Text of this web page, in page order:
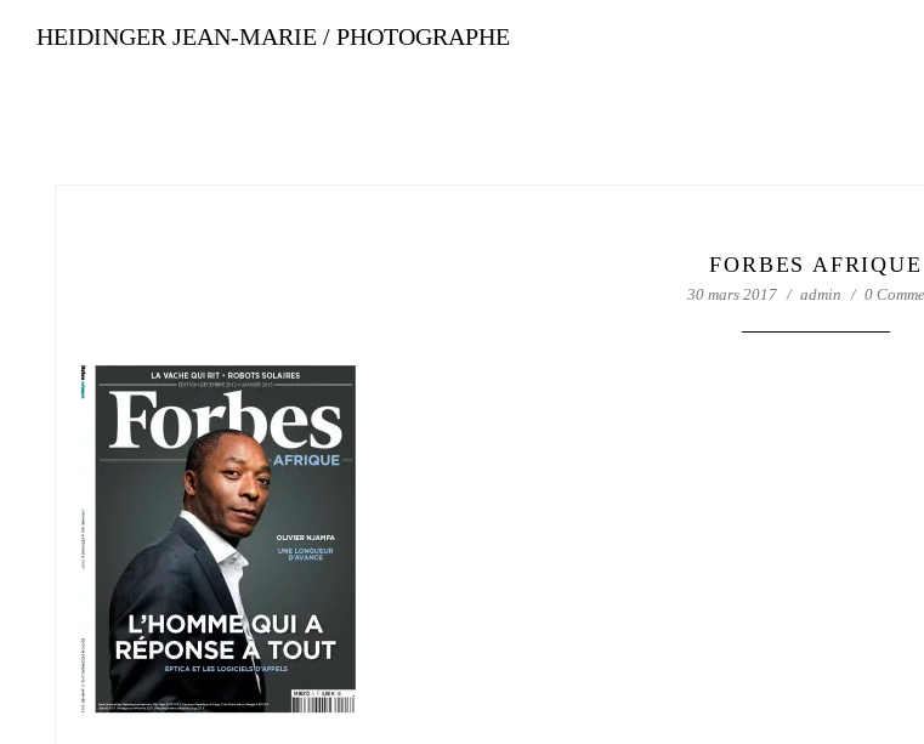
HEIDINGER JEAN-MARIE / PHOTOGRAPHE
FORBES AFRIQUE
30 mars 2017 admin 0